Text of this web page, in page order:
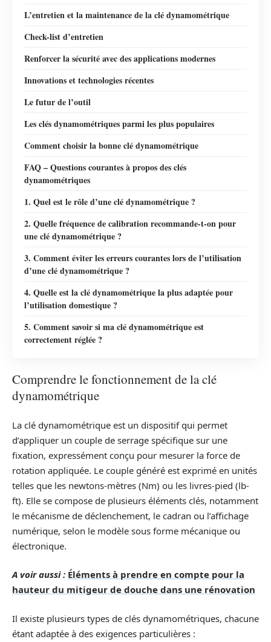
L’entretien et la maintenance de la clé dynamométrique
Check-list d’entretien
Renforcer la sécurité avec des applications modernes
Innovations et technologies récentes
Le futur de l’outil
Les clés dynamométriques parmi les plus populaires
Comment choisir la bonne clé dynamométrique
FAQ – Questions courantes à propos des clés
dynamométriques
1. Quel est le rôle d’une clé dynamométrique ?
2. Quelle fréquence de calibration recommande-t-on pour
une clé dynamométrique ?
3. Comment éviter les erreurs courantes lors de l’utilisation
d’une clé dynamométrique ?
4. Quelle est la clé dynamométrique la plus adaptée pour
l’utilisation domestique ?
5. Comment savoir si ma clé dynamométrique est
correctement réglée ?
Comprendre le fonctionnement de la clé
dynamométrique
La clé dynamométrique est un dispositif qui permet
d’appliquer un couple de serrage spécifique sur une
fixation, expressément conçu pour mesurer la force de
rotation appliquée. Le couple généré est exprimé en unités
telles que les newtons-mètres (Nm) ou les livres-pied (lb-
ft). Elle se compose de plusieurs éléments clés, notamment
le mécanisme de déclenchement, le cadran ou l’affichage
numérique, selon le modèle sous forme mécanique ou
électronique.
A voir aussi : Éléments à prendre en compte pour la
hauteur du mitigeur de douche dans une rénovation
Il existe plusieurs types de clés dynamométriques, chacune
étant adaptée à des exigences particulières :